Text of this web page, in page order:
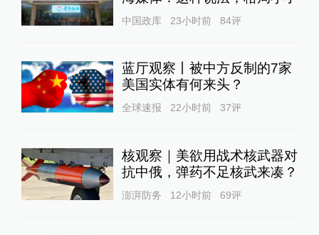
中国政库 23小时前 84评
蓝厅观察丨被中方反制的7家
美国实体有何来头？
全球速报 22小时前 37评
核观察｜美欲用战术核武器对
抗中俄，弹药不足核武来凑？
澎湃防务 12小时前 69评